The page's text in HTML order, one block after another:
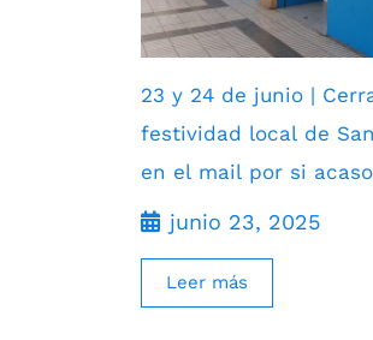
23 y 24 de junio |
festividad local de
en el mail por si acaso
junio 23, 2025
Leer más